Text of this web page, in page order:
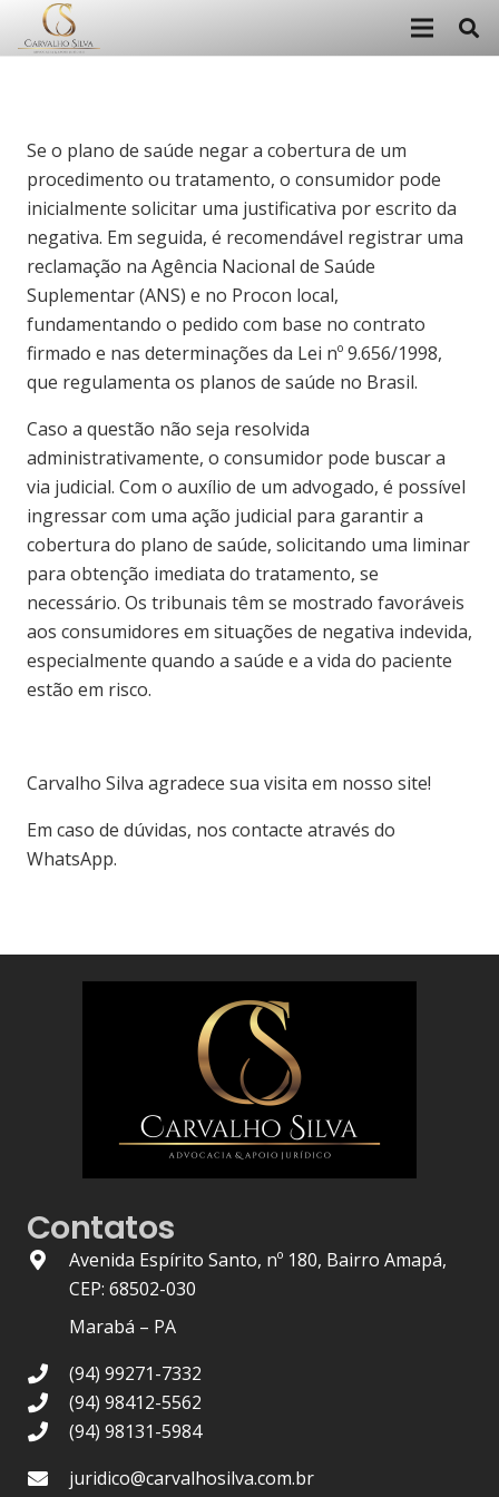
Se o plano de saúde negar a cobertura de um
procedimento ou tratamento, o consumidor pode
inicialmente solicitar uma justificativa por escrito da
negativa. Em seguida, é recomendável registrar uma
reclamação na Agência Nacional de Saúde
Suplementar (ANS) e no Procon local,
fundamentando o pedido com base no contrato
firmado e nas determinações da Lei nº 9.656/1998,
que regulamenta os planos de saúde no Brasil.
Caso a questão não seja resolvida
administrativamente, o consumidor pode buscar a
via judicial. Com o auxílio de um advogado, é possível
ingressar com uma ação judicial para garantir a
cobertura do plano de saúde, solicitando uma liminar
para obtenção imediata do tratamento, se
necessário. Os tribunais têm se mostrado favoráveis
aos consumidores em situações de negativa indevida,
especialmente quando a saúde e a vida do paciente
estão em risco.
Carvalho Silva agradece sua visita em nosso site!
Em caso de dúvidas, nos contacte através do
WhatsApp.
Contatos
Avenida Espírito Santo, nº 180, Bairro Amapá,
CEP: 68502-030
Marabá – PA
(94) 99271-7332
(94) 98412-5562
(94) 98131-5984
juridico@carvalhosilva.com.br